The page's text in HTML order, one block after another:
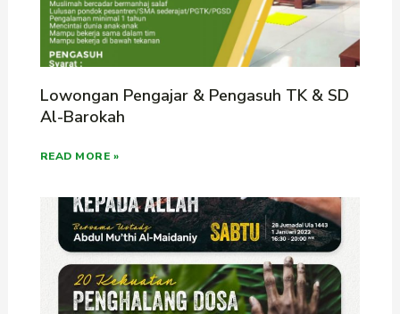
Lowongan Pengajar & Pengasuh TK & SD
Al-Barokah
READ MORE »